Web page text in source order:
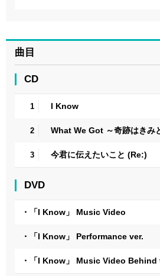
曲目
CD
1 I Know
2 What We Got ～奇跡はきみ
3 今君に伝えたいこと (Re:)
DVD
・「I Know」 Music Video
・「I Know」 Performance ver.
・「I Know」 Music Video